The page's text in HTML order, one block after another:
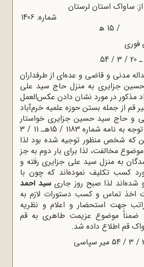
استان لرستان
شماره: 1406
و قاضى و عده‌اى از طرفداران
به منزل حاج سید على
در مورد نشان دادن عکس‌العمل
جمله بستن حوزه علمیه خرم‌آباد
سید حسین جزایرى خواستار
نظریه شده‌اند. با توجه به نامه شماره 1183 / 15ﻫـ 11 / 3
که شخص منظور توجیه شده بود لذا
لذا براى بار دوم به جز
سید على جزایرى رفته و
نموده‌اند که چون با
لذا صبح روز جارىسید احمد
و کسب دستورات لازم به
استحضار و اعلام و نظریه
عزیمت طاهرى به قم
داده شد.